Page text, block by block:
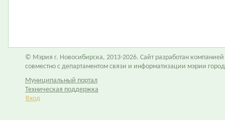
© Мэрия г. Новосибирска, 2013-2026. Сайт разработан компанией
совместно с департаментом связи и информатизации мэрии
Муниципальный портал
Техническая поддержка
Вход